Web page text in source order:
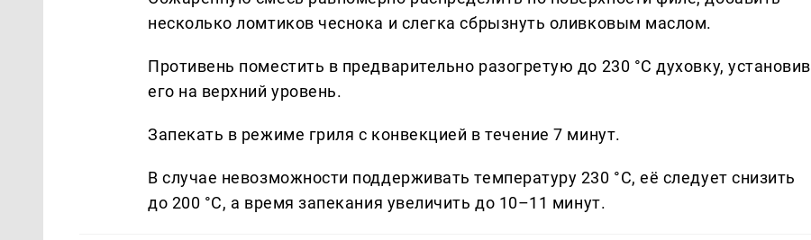
несколько ломтиков чеснока и слегка сбрызнуть оливковым маслом.
Противень поместить в предварительно разогретую до 230 °C духовку, установив
его на верхний уровень.
Запекать в режиме гриля с конвекцией в течение 7 минут.
В случае невозможности поддерживать температуру 230 °C, её следует снизить
до 200 °C, а время запекания увеличить до 10–11 минут.